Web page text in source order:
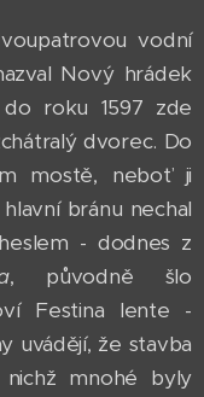
vodní
Nový hrádek
roku 1597 zde
dvorec. Do
mostě, neboť ji
bránu nechal
- dodnes z
, původně šlo
Festina lente -
uvádějí, že stavba
mnohé byly